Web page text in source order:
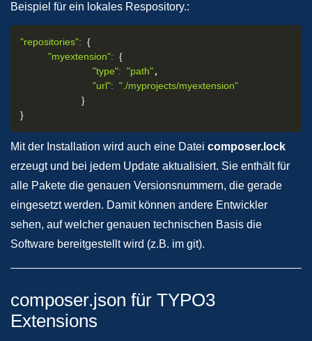
Beispiel für ein lokales Respository.:
"repositories": {
"myextension": {
"type": "path",
"url": "./myprojects/myextension"
}
}
Mit der Installation wird auch eine Datei composer.lock
erzeugt und bei jedem Update aktualisiert. Sie enthält für
alle Pakete die genauen Versionsnummern, die gerade
eingesetzt werden. Damit können andere Entwickler
sehen, auf welcher genauen technischen Basis die
Software bereitgestellt wird (z.B. im git).
composer.json für TYPO3
Extensions